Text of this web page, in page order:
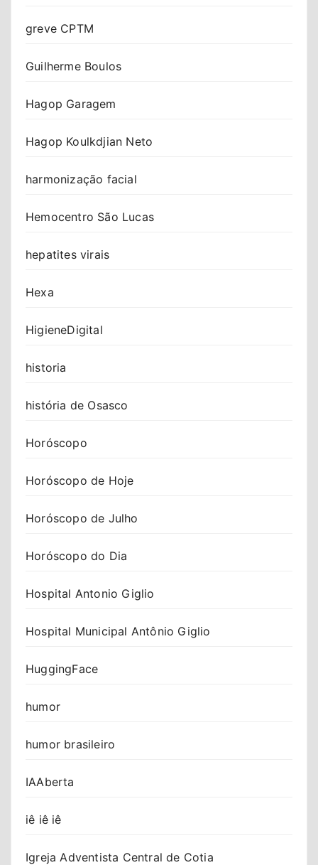
greve CPTM
Guilherme Boulos
Hagop Garagem
Hagop Koulkdjian Neto
harmonização facial
Hemocentro São Lucas
hepatites virais
Hexa
HigieneDigital
historia
história de Osasco
Horóscopo
Horóscopo de Hoje
Horóscopo de Julho
Horóscopo do Dia
Hospital Antonio Giglio
Hospital Municipal Antônio Giglio
HuggingFace
humor
humor brasileiro
IAAberta
iê iê iê
Igreja Adventista Central de Cotia